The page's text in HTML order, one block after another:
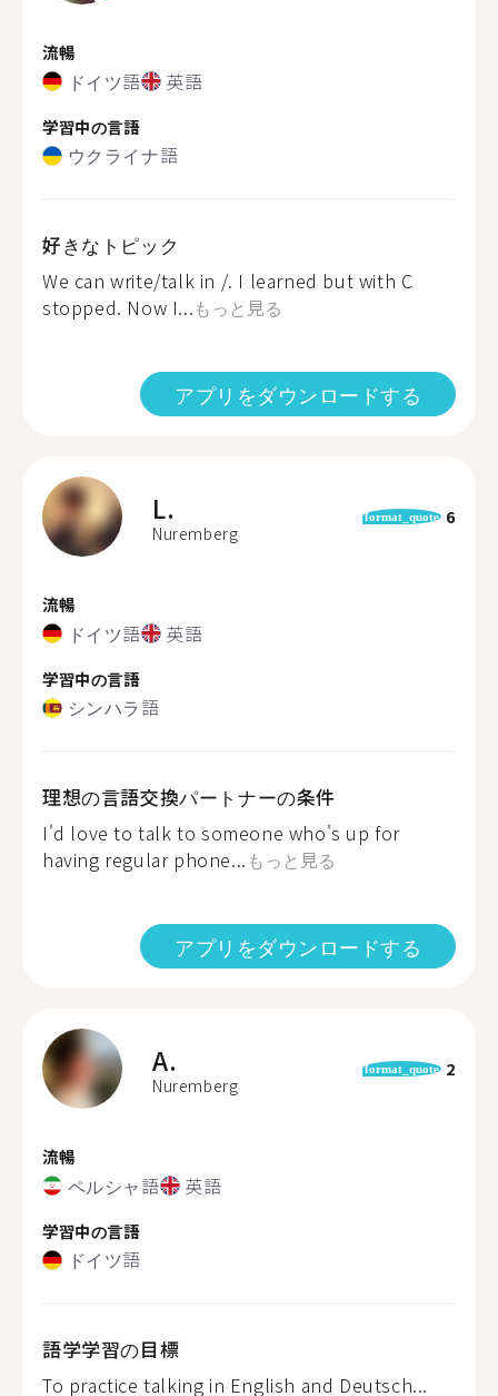
流暢
ドイツ語 英語
学習中の言語
ウクライナ語
好きなトピック
We can write/talk in /. I learned but with C
stopped. Now I...もっと見る
アプリをダウンロードする
L.
Nuremberg
format_quote 6
流暢
ドイツ語 英語
学習中の言語
シンハラ語
理想の言語交換パートナーの条件
I'd love to talk to someone who's up for
having regular phone... もっと見る
アプリをダウンロードする
A.
Nuremberg
format_quote 2
流暢
ペルシャ語 英語
学習中の言語
ドイツ語
語学学習の目標
To practice talking in English and Deutsch...